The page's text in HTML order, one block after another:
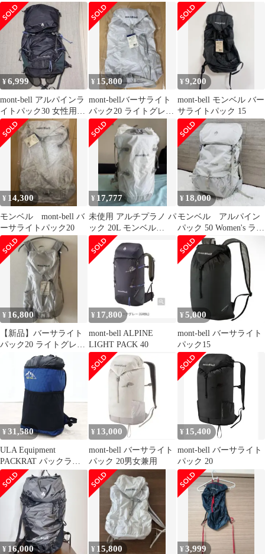
ICWTライトグレー
バックパック
¥6,999
mont-bell アルパインラ
イトパック30 女性用
難あり
¥ 15,800
mont-bellバーサライト
パック20 ライトグレー
（ICWT）
¥9,200
mont-bell モンベル バー
サライトパック 15
¥ 14,300
モンベル mont-bell バ
ーサライトパック20
¥ 17,777
未使用 アルチプラノ パ
ック 20L モンベル
ALTIPLANO PACK
¥ 18,000
モンベル アルパイン
パック 50 Women's ライ
トグレー 50L 現行
¥ 16,800
【新品】バーサライト
パック20 ライトグレー
（ICWT）
¥ 17,800
mont-bell ALPINE
LIGHT PACK 40
¥ 5,000
mont-bell バーサライト
パック15
¥31,580
ULA Equipment
PACKRAT パックラッ
ト 17L UL バックパ
¥ 13,000
mont-bell バーサライト
パック 20男女兼用
¥ 15,400
mont-bell バーサライト
パック 20
¥ 16,000 ¥ 15,800 ¥3,999